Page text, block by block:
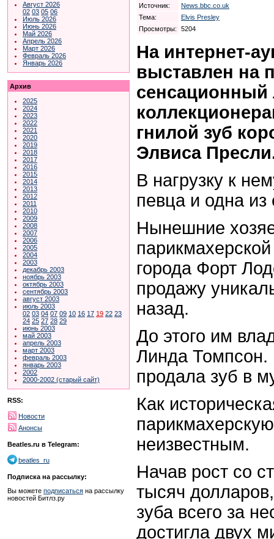
Август 2026
02 03 05 06
Июль 2026
Июнь 2026
Май 2026
Апрель 2026
Март 2026
Февраль 2026
Январь 2026
Архив
2025
2024
2023
2022
2021
2020
2019
2018
2017
2016
2015
2014
2013
2012
2011
2010
2009
2008
2007
2006
2005
2004
2003
декабрь 2003
ноябрь 2003
октябрь 2003
сентябрь 2003
август 2003
июль 2003
02 03 04 07 09 10 16 17 19 22 23
24 25 27 28 29
июнь 2003
май 2003
апрель 2003
март 2003
февраль 2003
январь 2003
2002
2000-2002 (старый сайт)
RSS:
Новости
Анонсы
Beatles.ru в Telegram:
beatles_ru
Подписка на рассылку:
Вы можете подписаться на рассылку
новостей Битлз.ру
Источник:
News.bbc.co.uk
Тема:
Elvis Presley
Просмотры:
5204
На интернет-
выставлен на
сенсационный
гнилой зуб
Элвиса
В нагрузку к
певца и одна из
Нынешние
города Форт
продажу
назад.
До этого им
Линда Томпсон.
продала зуб в
Как
неизвестным.
Начав рост со
тысяч
зуба всего за
достигла двух